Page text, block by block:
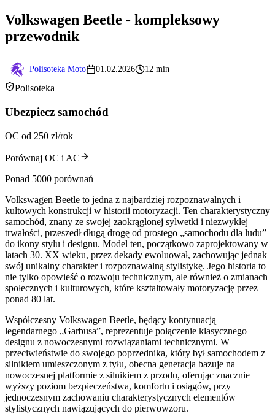
Volkswagen Beetle - kompleksowy
przewodnik
Polisoteka Moto 01.02.2026 12 min
Polisoteka
Ubezpiecz samochód
OC od 250 zł/rok
Porównaj OC i AC
Ponad 5000 porównań
Volkswagen Beetle to jedna z najbardziej rozpoznawalnych i
kultowych konstrukcji w historii motoryzacji. Ten charakterystyczny
samochód, znany ze swojej zaokrąglonej sylwetki i niezwykłej
trwałości, przeszedł długą drogę od prostego „samochodu dla ludu”
do ikony stylu i designu. Model ten, początkowo zaprojektowany w
latach 30. XX wieku, przez dekady ewoluował, zachowując jednak
swój unikalny charakter i rozpoznawalną stylistykę. Jego historia to
nie tylko opowieść o rozwoju technicznym, ale również o zmianach
społecznych i kulturowych, które kształtowały motoryzację przez
ponad 80 lat.
Współczesny Volkswagen Beetle, będący kontynuacją
legendarnego „Garbusa”, reprezentuje połączenie klasycznego
designu z nowoczesnymi rozwiązaniami technicznymi. W
przeciwieństwie do swojego poprzednika, który był samochodem z
silnikiem umieszczonym z tyłu, obecna generacja bazuje na
nowoczesnej platformie z silnikiem z przodu, oferując znacznie
wyższy poziom bezpieczeństwa, komfortu i osiągów, przy
jednoczesnym zachowaniu charakterystycznych elementów
stylistycznych nawiązujących do pierwowzoru.